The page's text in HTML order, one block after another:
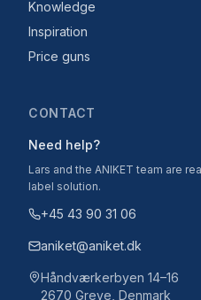
Knowledge
Inspiration
Price guns
CONTACT
Need help?
Lars and the ANIKET team are
label solution.
+45 43 90 31 06
aniket@aniket.dk
Håndværkerbyen 14–16
2670 Greve, Denmark